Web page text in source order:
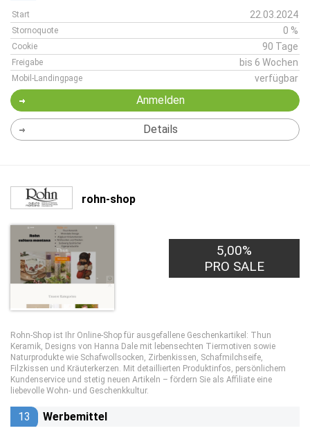
Start 22.03.2024
Stornoquote 0 %
Cookie 90 Tage
Freigabe bis 6 Wochen
Mobil-Landingpage verfügbar
Anmelden
Details
rohn-shop
5,00%
PRO SALE
Rohn-Shop ist Ihr Online-Shop für ausgefallene Geschenkartikel: Thun
Keramik, Designs von Hanna Dale mit lebensechten Tiermotiven sowie
Naturprodukte wie Schafwollsocken, Zirbenkissen, Schafmilchseife,
Filzkissen und Kräuterkerzen. Mit detaillierten Produktinfos, persönlichem
Kundenservice und stetig neuen Artikeln – fördern Sie als Affiliate eine
liebevolle Wohn- und Geschenkkultur.
13 Werbemittel